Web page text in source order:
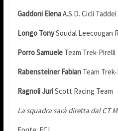
Gaddoni ElenaA.S.D. Cicli Taddei
Longo TonySoudal Leecougan
Porro Samuele Team Trek-Pirelli
Rabensteiner Fabian Team
Ragnoli JuriScott Racing Team
La squadra sarà diretta dal CT